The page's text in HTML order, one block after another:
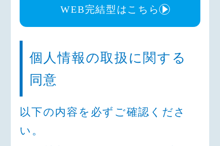
先の調査をいう。ただし、信用金庫
ｱｲ･ｼｰの情報については 返済能力の
調査の目的に限る。以下同じ）のた
めに利用することに同意いたしま
2.申込人は、下記の個人情報（その
（10）ﾀﾞｲﾚｸﾄﾒｰﾙの発送等、金融
関する各種ご提案のため
約後の事後管理のため
等を円滑に遂行するため
（14）当金庫が利用する個人信用情
WEB完結型はこちら
個人情報の取扱に関する
同意
以下の内容を 必ずご確認 くださ
い。